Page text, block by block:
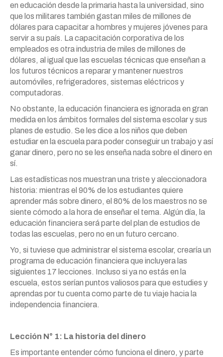
en educación desde la primaria hasta la universidad, sino
que los militares también gastan miles de millones de
dólares para capacitar a hombres y mujeres jóvenes para
servir a su país. La capacitación corporativa de los
empleados es otra industria de miles de millones de
dólares, al igual que las escuelas técnicas que enseñan a
los futuros técnicos a reparar y mantener nuestros
automóviles, refrigeradores, sistemas eléctricos y
computadoras.
No obstante, la educación financiera es ignorada en gran
medida en los ámbitos formales del sistema escolar y sus
planes de estudio. Se les dice a los niños que deben
estudiar en la escuela para poder conseguir un trabajo y así
ganar dinero, pero no se les enseña nada sobre el dinero en
sí.
Las estadísticas nos muestran una triste y aleccionadora
historia: mientras el 90% de los estudiantes quiere
aprender más sobre dinero, el 80% de los maestros no se
siente cómodo a la hora de enseñar el tema. Algún día, la
educación financiera será parte del plan de estudios de
todas las escuelas, pero no en un futuro cercano.
Yo, si tuviese que administrar el sistema escolar, crearía un
programa de educación financiera que incluyera las
siguientes 17 lecciones. Incluso si ya no estás en la
escuela, estos serían puntos valiosos para que estudies y
aprendas por tu cuenta como parte de tu viaje hacia la
independencia financiera.
Lección N° 1: La historia del dinero
Es importante entender cómo funciona el dinero, y parte